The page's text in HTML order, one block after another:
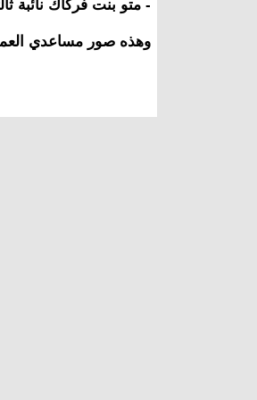
- متو بنت فركاك نائبة
وهذه صور مساعدي